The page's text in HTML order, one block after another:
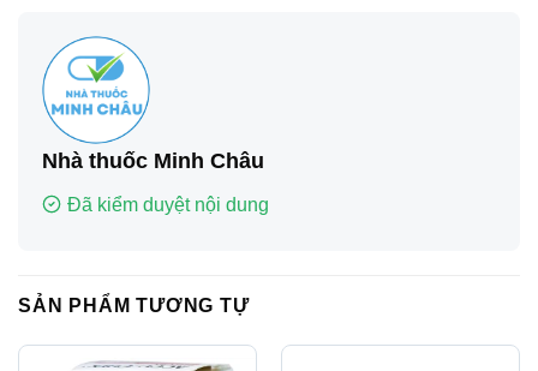
Nhà thuốc Minh Châu
Đã kiểm duyệt nội dung
SẢN PHẨM TƯƠNG TỰ